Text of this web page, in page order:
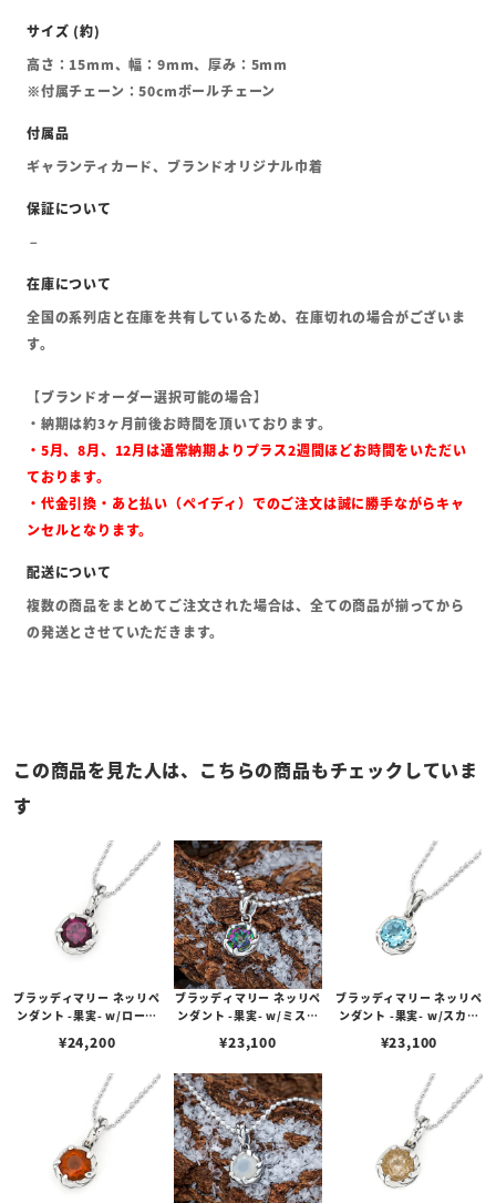
高さ：15mm、幅：9mm、厚み：5mm
※付属チェーン：50cmボールチェーン
ギャランティカード、ブランドオリジナル巾着
全国の系列店と在庫を共有しているため、在庫切れの場合がございま
す。
【ブランドオーダー選択可能の場合】
・納期は約3ヶ月前後お時間を頂いております。
・5月、8月、12月は通常納期よりプラス2週間ほどお時間をいただい
ております。
・代金引換・あと払い（ペイディ）でのご注文は誠に勝手ながらキャ
ンセルとなります。
複数の商品をまとめてご注文された場合は、全ての商品が揃ってから
の発送とさせていただきます。
この商品を見た人は、こちらの商品もチェックしていま
す
ブラッディマリー ネッリペ
ンダント -果実- w/ロード
¥24,200
ブラッディマリー ネッリペ
ンダント -果実- w/ミステ
¥23,100
ブラッディマリー ネッリペ
ンダント -果実- w/スカイ
¥23,100